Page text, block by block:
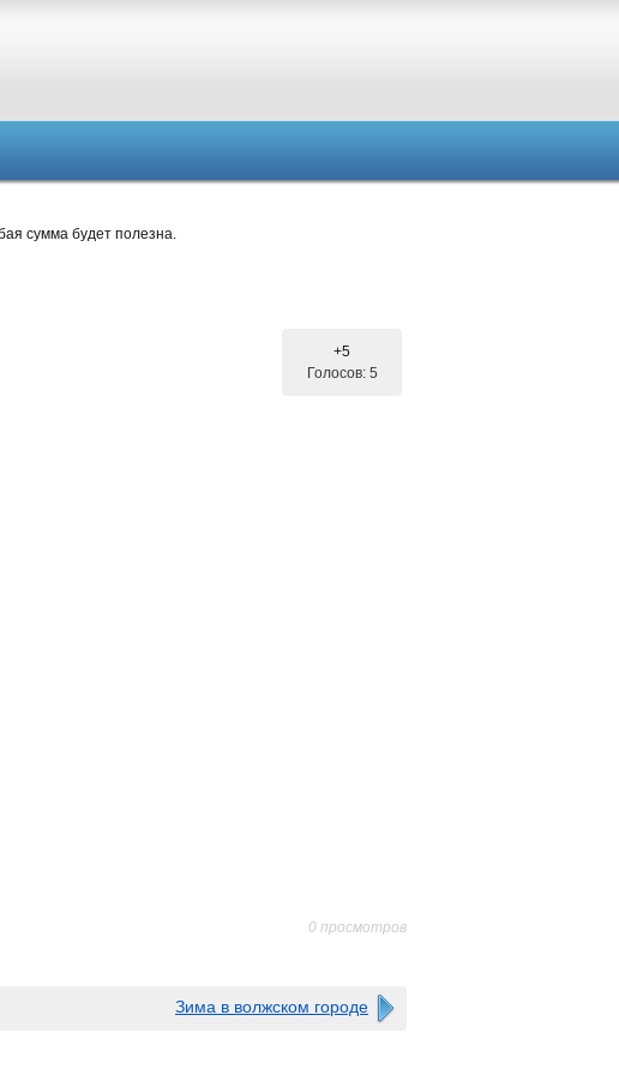
сумма будет полезна.
+5
Голосов: 5
0 просмотров
Зима в волжском городе